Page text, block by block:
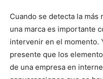
Cuando se detecta la
una marca es importante
intervenir en el momento.
presente que los
de una empresa en